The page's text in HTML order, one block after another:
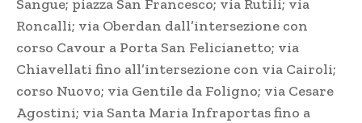
Sangue; piazza San Francesco; via Rutili; via
Roncalli; via Oberdan dall’intersezione con
corso Cavour a Porta San Felicianetto; via
Chiavellati fino all’intersezione con via Cairoli;
corso Nuovo; via Gentile da Foligno; via Cesare
Agostini; via Santa Maria Infraportas fino a